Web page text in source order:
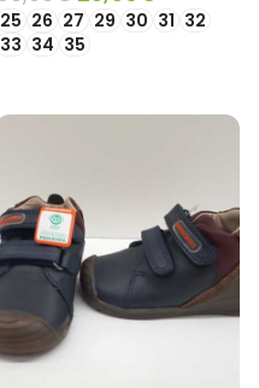
25 26 27 29 30 31 32
33 34 35